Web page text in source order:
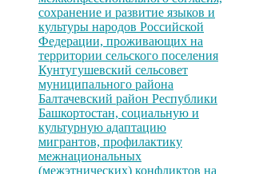
сохранение и развитие языков и
культуры народов Российской
Федерации, проживающих на
территории сельского поселения
Кунтугушевский сельсовет
муниципального района
Балтачевский район Республики
Башкортостан, социальную и
культурную адаптацию
мигрантов, профилактику
межнациональных
(межэтнических) конфликтов на